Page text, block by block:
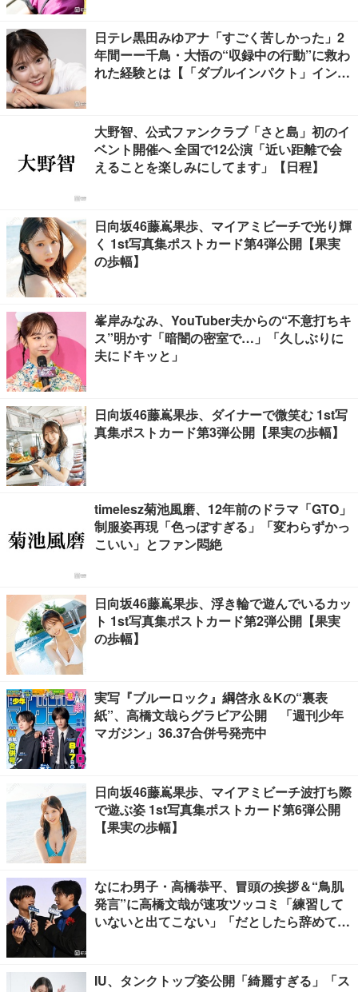
日テレ黒田みゆアナ「すごく苦しかった」2
年間ーー千鳥・大悟の“収録中の行動”に救わ
れた経験とは【「ダブルインパクト」インタ
大野智、公式ファンクラブ「さと島」初のイ
ベント開催へ 全国で12公演「近い距離で会
えることを楽しみにしてます」【日程】
日向坂46藤嶌果歩、マイアミビーチで光り輝
く 1st写真集ポストカード第4弾公開【果実
の歩幅】
峯岸みなみ、YouTuber夫からの“不意打ちキ
ス”明かす「暗闇の密室で…」「久しぶりに
夫にドキッと」
日向坂46藤嶌果歩、ダイナーで微笑む 1st写
真集ポストカード第3弾公開【果実の歩幅】
timelesz菊池風磨、12年前のドラマ「GTO」
制服姿再現「色っぽすぎる」「変わらずかっ
こいい」とファン悶絶
日向坂46藤嶌果歩、浮き輪で遊んでいるカッ
ト 1st写真集ポストカード第2弾公開【果実
の歩幅】
実写『ブルーロック』綱啓永＆Kの“裏表
紙”、高橋文哉らグラビア公開 「週刊少年
マガジン」36.37合併号発売中
日向坂46藤嶌果歩、マイアミビーチ波打ち際
で遊ぶ姿 1st写真集ポストカード第6弾公開
【果実の歩幅】
なにわ男子・高橋恭平、冒頭の挨拶＆“鳥肌
発言”に高橋文哉が速攻ツッコミ「練習して
いないと出てこない」「だとしたら辞めてく
IU、タンクトップ姿公開「綺麗すぎる」「ス